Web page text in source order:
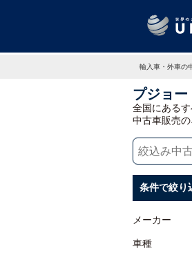
輸入車・外車の
プジョ
全国にある
中古車販売
条件で絞り
メーカー
車種